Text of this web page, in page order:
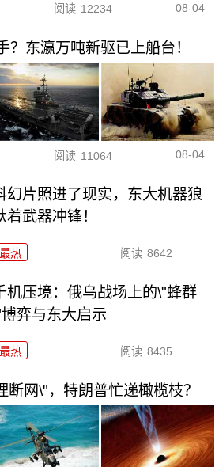
阅读 12234 08-04
？东瀛万吨新驱已上船台！
阅读 11064 08-04
幻片照进了现实，东大机器狼
着武器冲锋！
最热 阅读 8642
机压境：俄乌战场上的\"蜂群
弈与东大启示
最热 阅读 8435
断网\"，特朗普忙递橄榄枝？